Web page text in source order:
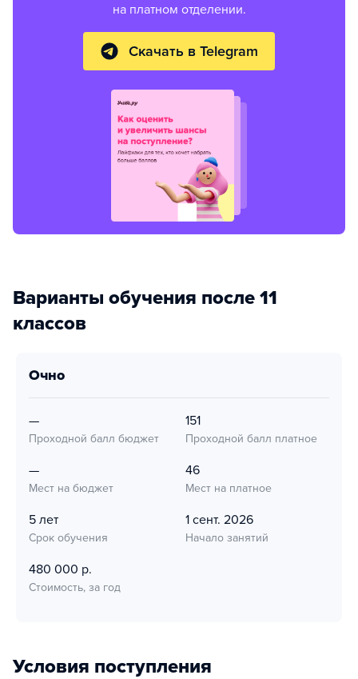
на платном отделении.
Скачать в Telegram
Варианты обучения после 11
классов
очно
—
Проходной балл бюджет
151
Проходной балл платное
—
Мест на бюджет
46
Мест на платное
5 лет
Срок обучения
1 сент. 2026
Начало занятий
480 000 р.
Стоимость, за год
Условия поступления